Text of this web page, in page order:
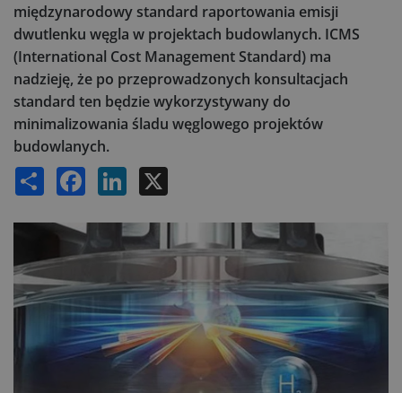
międzynarodowy standard raportowania emisji
dwutlenku węgla w projektach budowlanych. ICMS
(International Cost Management Standard) ma
nadzieję, że po przeprowadzonych konsultacjach
standard ten będzie wykorzystywany do
minimalizowania śladu węglowego projektów
budowlanych.
Share Facebook LinkedIn